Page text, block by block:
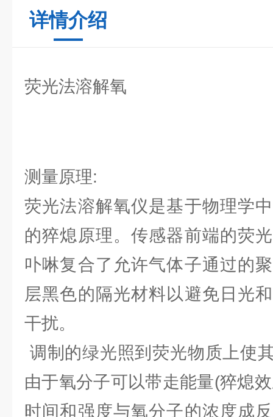
详情介绍
荧光法溶解氧
测量原理:
荧光法溶解氧仪是基于物理学
的猝熄原理。传感器前端的荧
卟啉复合了允许气体子通过的
层黑色的隔光材料以避免日光
干扰。
调制的绿光照到荧光物质上使
由于氧分子可以带走能量(猝熄
时间和强度与氧分子的浓度成